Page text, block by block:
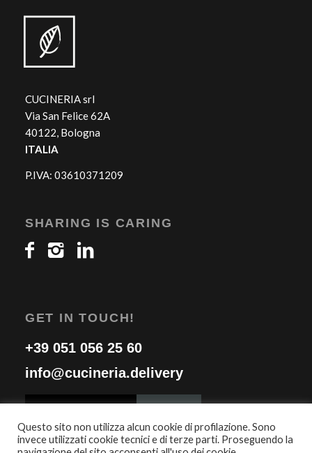
CUCINERIA srl
Via San Felice 62A
40122, Bologna
ITALIA
P.IVA: 03610371209
SHARING IS CARING
GET IN TOUCH!
+39 051 056 25 60
info@cucineria.delivery
Questo sito non utilizza alcun cookie di profilazione. Sono
invece utilizzati cookie tecnici e di terze parti. Proseguendo la